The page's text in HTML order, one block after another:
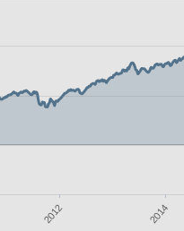
2012 2014